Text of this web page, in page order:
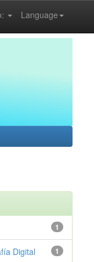
Language
1
1
Digital